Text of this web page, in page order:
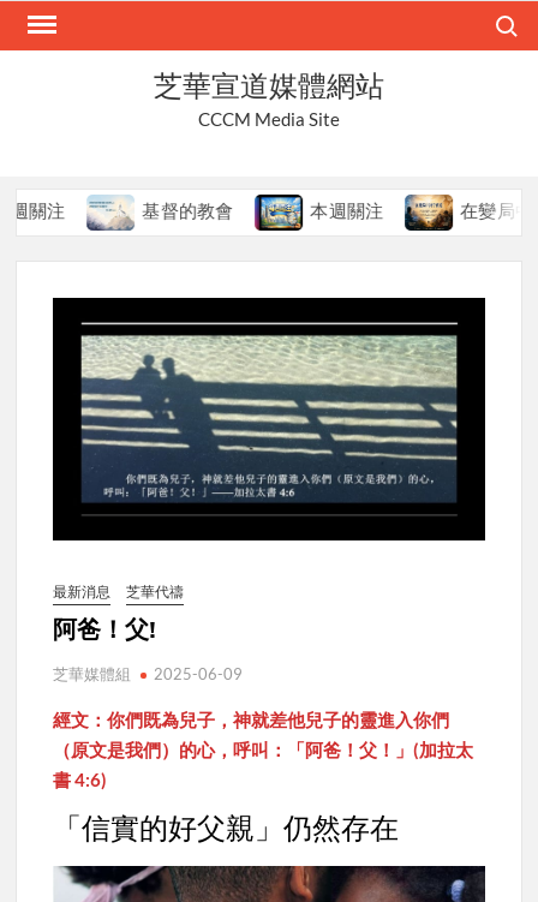
Skip
芝華宣道媒體網站
CCCM Media Site
基督的教會 本週關注 在變局中持守真
最新消息 芝華代禱
阿爸！父!
芝華媒體組 2025-06-09
經文：你們既為兒子，神就差他兒子的靈進入你們
（原文是我們）的心，呼叫：「阿爸！父！」(加拉太
書 4:6)
「信實的好父親」仍然存在